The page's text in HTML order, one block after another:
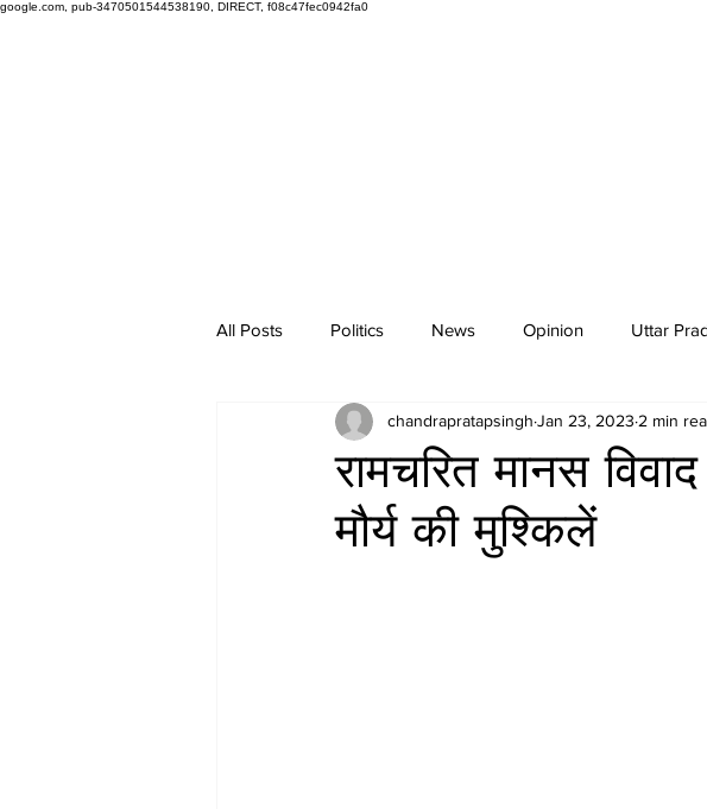
google.com, pub-3470501544538190, DIRECT, f08c47fec0942fa0
All Posts Politics News Opinion Uttar
रामचरित मानस
मौर्य की मुश्किलें
chandrapratapsingh Jan 23, 2023 2 min